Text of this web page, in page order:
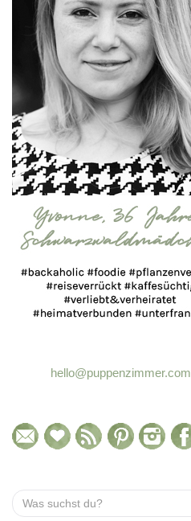
hello@puppenzimmer.com
Search
for: